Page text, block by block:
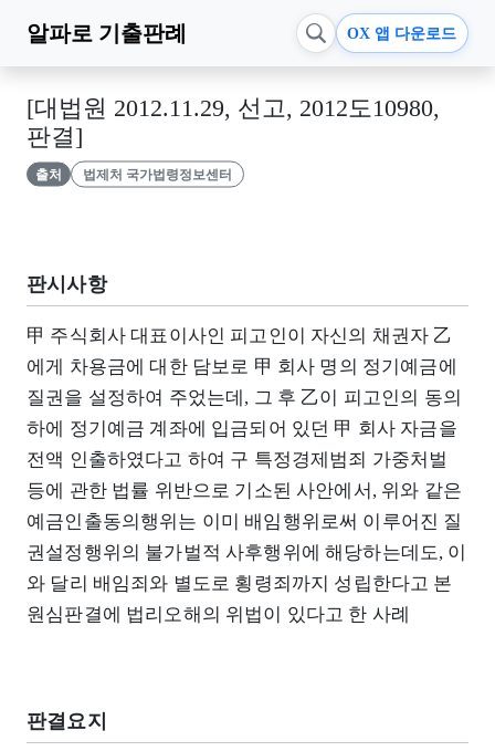
알파로 기출판례 OX 앱 다운로드
[대법원 2012.11.29, 선고, 2012도10980,
판결]
출처 법제처 국가법령정보센터
판시사항
甲 주식회사 대표이사인 피고인이 자신의 채권자 乙
에게 차용금에 대한 담보로 甲 회사 명의 정기예금에
질권을 설정하여 주었는데, 그 후 乙이 피고인의 동의
하에 정기예금 계좌에 입금되어 있던 甲 회사 자금을
전액 인출하였다고 하여 구 특정경제범죄 가중처벌
등에 관한 법률 위반으로 기소된 사안에서, 위와 같은
예금인출동의행위는 이미 배임행위로써 이루어진 질
권설정행위의 불가벌적 사후행위에 해당하는데도, 이
와 달리 배임죄와 별도로 횡령죄까지 성립한다고 본
원심판결에 법리오해의 위법이 있다고 한 사례
판결요지